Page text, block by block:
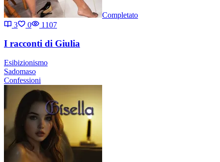
Completato
3
0 1107
I racconti di Giulia
Esibizionismo
Sadomaso
Confessioni